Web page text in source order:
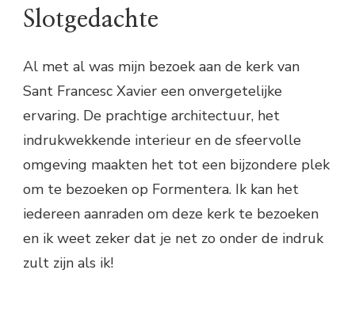
Slotgedachte
Al met al was mijn bezoek aan de kerk van
Sant Francesc Xavier een onvergetelijke
ervaring. De prachtige architectuur, het
indrukwekkende interieur en de sfeervolle
omgeving maakten het tot een bijzondere plek
om te bezoeken op Formentera. Ik kan het
iedereen aanraden om deze kerk te bezoeken
en ik weet zeker dat je net zo onder de indruk
zult zijn als ik!